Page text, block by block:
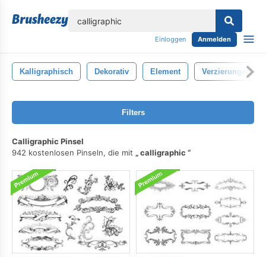
Einloggen Anmelden
Kalligraphisch Dekorativ Element Verzierungen
Filters
Calligraphic Pinsel
942 kostenlosen Pinseln, die mit
calligraphic